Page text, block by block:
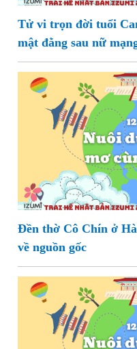
Tử vi trọn đời tuổi
mật đằng sau nữ
Đền thờ Cô Chín ở
về nguồn gốc